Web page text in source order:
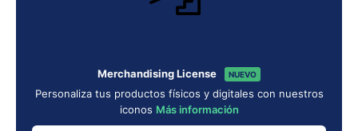
Merchandising License NUEVO
Personaliza tus productos físicos y digitales con nuestros
iconos Más información